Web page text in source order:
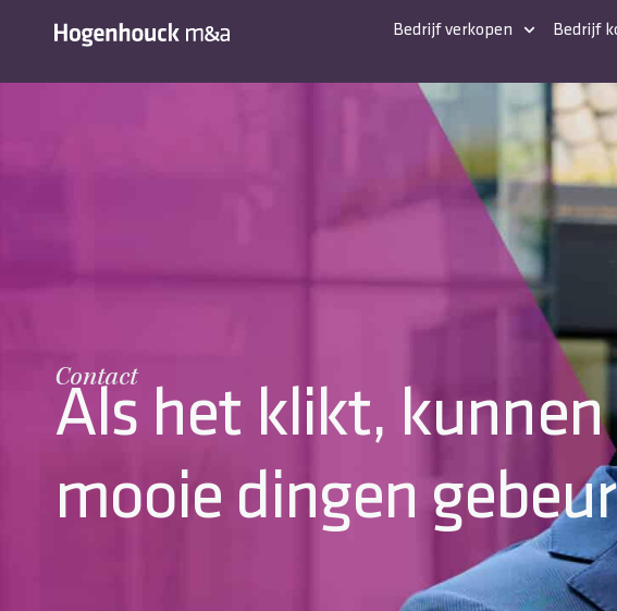
Bedrijf verkopen Bedrijf
Contact
Als het klikt, kunnen
mooie dingen